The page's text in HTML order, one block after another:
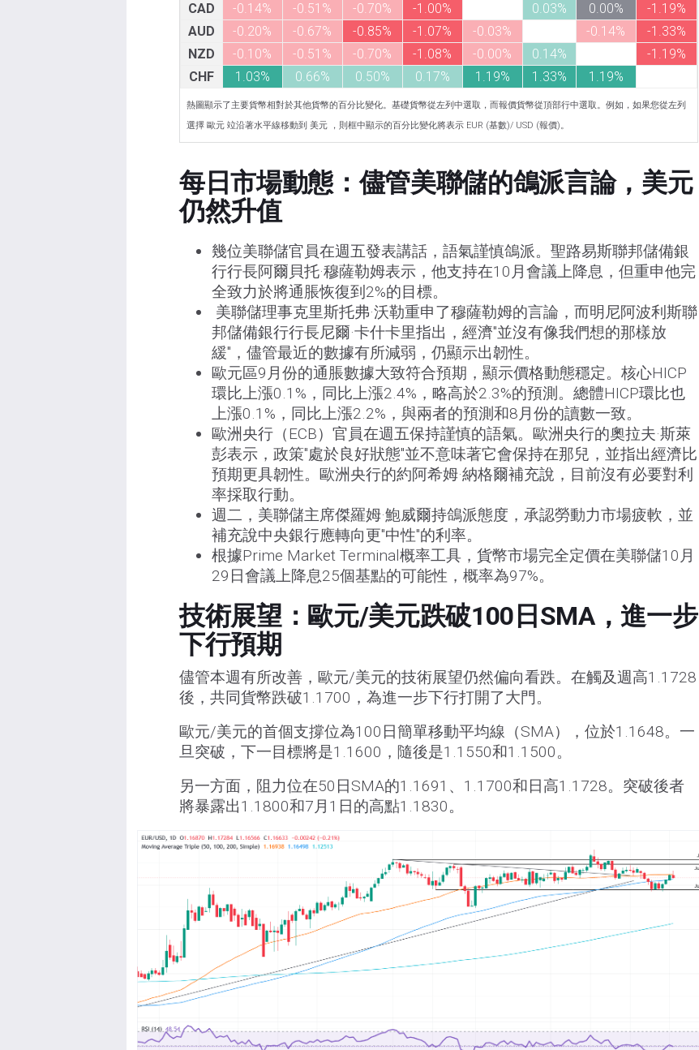
CAD
-0.14% -0.51% -0.70% -1.00% 0.03% 0.00%
-1.19%
AUD
-0.20% -0.67% -0.85% -1.07% -0.03% -0.14%
-1.33%
NZD
-0.10% -0.51% -0.70% -1.08% -0.00% 0.14%
-1.19%
CHF
1.03% 0.66% 0.50% 0.17% 1.19% 1.33% 1.19%
熱圖顯示了主要貨幣相對於其他貨幣的百分比變化。基礎貨幣從左列中選取，而報價貨幣從頂部行中選取。例如，如果您從左列
選擇 歐元 竝沿著水平線移動到 美元 ，則框中顯示的百分比變化將表示 EUR (基數)/ USD (報價)。
每日市場動態：儘管美聯儲的鴿派言論，美元
仍然升值
幾位美聯儲官員在週五發表講話，語氣謹慎鴿派。聖路易斯聯邦儲備銀
行行長阿爾貝托·穆薩勒姆表示，他支持在10月會議上降息，但重申他完
全致力於將通脹恢復到2%的目標。
美聯儲理事克里斯托弗·沃勒重申了穆薩勒姆的言論，而明尼阿波利斯聯
邦儲備銀行行長尼爾·卡什卡里指出，經濟"並沒有像我們想的那樣放
緩"，儘管最近的數據有所減弱，仍顯示出韌性。
歐元區9月份的通脹數據大致符合預期，顯示價格動態穩定。核心HICP
環比上漲0.1%，同比上漲2.4%，略高於2.3%的預測。總體HICP環比也
上漲0.1%，同比上漲2.2%，與兩者的預測和8月份的讀數一致。
歐洲央行（ECB）官員在週五保持謹慎的語氣。歐洲央行的奧拉夫·斯萊
彭表示，政策"處於良好狀態"並不意味著它會保持在那兒，並指出經濟比
預期更具韌性。歐洲央行的約阿希姆·納格爾補充說，目前沒有必要對利
率採取行動。
週二，美聯儲主席傑羅姆·鮑威爾持鴿派態度，承認勞動力市場疲軟，並
補充說中央銀行應轉向更"中性"的利率。
根據Prime Market Terminal概率工具，貨幣市場完全定價在美聯儲10月
29日會議上降息25個基點的可能性，概率為97%。
技術展望：歐元/美元跌破100日SMA，進一步
下行預期
儘管本週有所改善，歐元/美元的技術展望仍然偏向看跌。在觸及週高1.1728
後，共同貨幣跌破1.1700，為進一步下行打開了大門。
歐元/美元的首個支撐位為100日簡單移動平均線（SMA），位於1.1648。一
旦突破，下一目標將是1.1600，隨後是1.1550和1.1500。
另一方面，阻力位在50日SMA的1.1691、1.1700和日高1.1728。突破後者
將暴露出1.1800和7月1日的高點1.1830。